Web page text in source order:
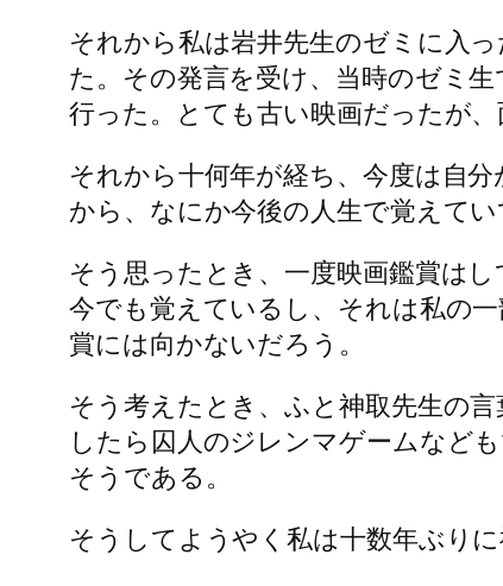
それから私は岩井先生のゼミに入
た。その発言を受け、当時のゼミ
行った。とても古い映画だったが
それから十何年が経ち、今度は自
から、なにか今後の人生で覚えて
そう思ったとき、一度映画鑑賞は
今でも覚えているし、それは私の
賞には向かないだろう。
そう考えたとき、ふと神取先生の
したら囚人のジレンマゲームなど
そうである。
そうしてようやく私は十数年ぶり